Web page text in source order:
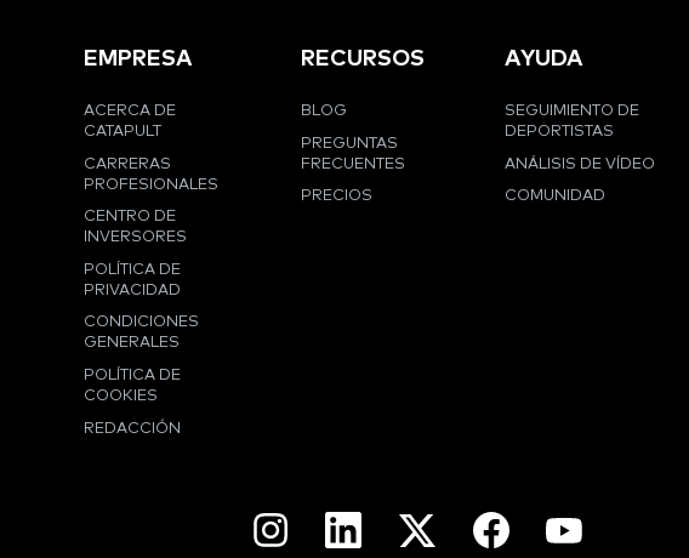
EMPRESA
ACERCA DE
CATAPULT
CARRERAS
PROFESIONALES
CENTRO DE
INVERSORES
POLÍTICA DE
PRIVACIDAD
CONDICIONES
GENERALES
POLÍTICA DE
COOKIES
REDACCIÓN
RECURSOS
BLOG
PREGUNTAS
FRECUENTES
PRECIOS
AYUDA
SEGUIMIENTO DE
DEPORTISTAS
ANÁLISIS DE VÍDEO
COMUNIDAD